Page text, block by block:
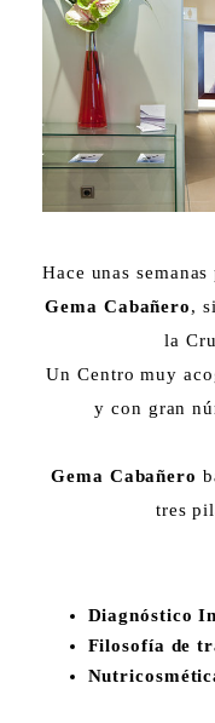
Hace unas semanas
Gema Cabañero,
la
Un Centro muy
y con gran
Gema Cabañero
tres
Diagnóstico
Filosofía de